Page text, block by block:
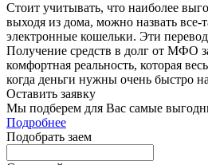
Стоит учитывать, что наиболее
выходя из дома, можно назвать все-
электронные кошельки. Эти
Получение средств в долг от МФО
комфортная реальность, которая
когда деньги нужны очень быстро
Оставить заявку
Мы подберем для Вас самые
Подробнее
Подобрать заем